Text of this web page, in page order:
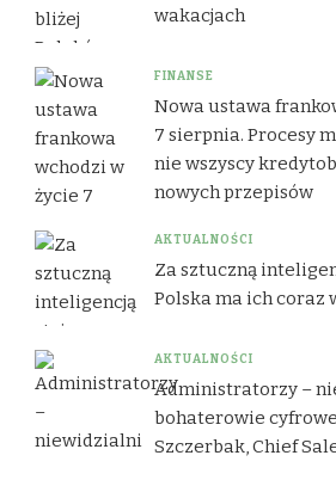
wakacjach
FINANSE
Nowa ustawa
7 sierpnia. Procesy
nie wszyscy
nowych przepisów
AKTUALNOŚCI
Za sztuczną
Polska ma ich coraz
AKTUALNOŚCI
Administratorzy –
bohaterowie
Szczerbak, Chief